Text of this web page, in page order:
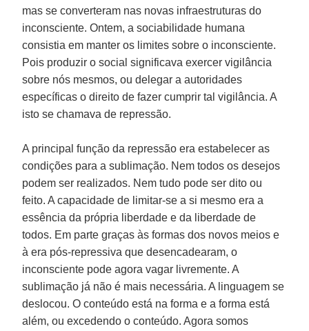
mas se converteram nas novas infraestruturas do
inconsciente. Ontem, a sociabilidade humana
consistia em manter os limites sobre o inconsciente.
Pois produzir o social significava exercer vigilância
sobre nós mesmos, ou delegar a autoridades
específicas o direito de fazer cumprir tal vigilância. A
isto se chamava de repressão.
A principal função da repressão era estabelecer as
condições para a sublimação. Nem todos os desejos
podem ser realizados. Nem tudo pode ser dito ou
feito. A capacidade de limitar-se a si mesmo era a
essência da própria liberdade e da liberdade de
todos. Em parte graças às formas dos novos meios e
à era pós-repressiva que desencadearam, o
inconsciente pode agora vagar livremente. A
sublimação já não é mais necessária. A linguagem se
deslocou. O conteúdo está na forma e a forma está
além, ou excedendo o conteúdo. Agora somos